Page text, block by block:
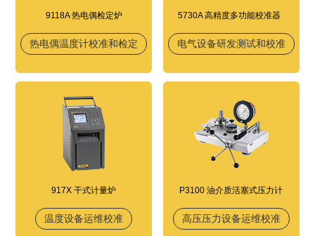
9118A 热电偶检定炉
热电偶温度计校准和检定
5730A 高精度多功能校准器
电气设备研发测试和校准
917X 干式计量炉
温度设备运维校准
P3100 油介质活塞式压力计
高压压力设备运维校准